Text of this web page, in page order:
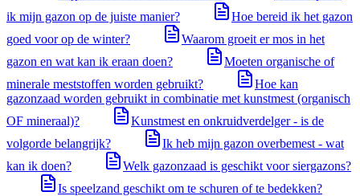
ik mijn gazon op de juiste manier?
Hoe bereid ik het gazon
goed voor op de winter?
Waarom groeit er mos in het
gazon en wat kan ik eraan doen?
Moeten organische of
minerale meststoffen worden gebruikt?
Hoe kan
gazonzaad worden gebruikt in combinatie met kunstmest (organisch
OF mineraal)?
Kunstmest en onkruidverdelger - is de
volgorde belangrijk?
Ik heb mijn gazon overbemest - wat
kan ik doen?
Welk gazonzaad is geschikt voor siergazons?
Is speelzand geschikt om te schuren of te bedekken?